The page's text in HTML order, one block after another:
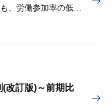
2026年7月米雇用統計：失業率は低下も、労働参加率の低下に懸念
改訂版)～前期比